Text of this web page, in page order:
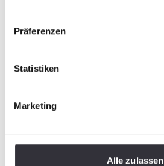
Präferenzen
Statistiken
Marketing
Alle zulassen